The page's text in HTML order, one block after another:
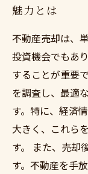
魅力とは
不動産売却は、
投資機会でもあ
することが重要
を調査し、最適
す。特に、経済
大きく、これら
す。 また、売却
す。不動産を手